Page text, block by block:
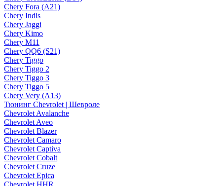
Chery Fora (A21)
Chery Indis
Chery Jaggi
Chery Kimo
Chery M11
Chery QQ6 (S21)
Chery Tiggo
Chery Tiggo 2
Chery Tiggo 3
Chery Tiggo 5
Chery Very (A13)
Тюнинг Chevrolet | Шевроле
Chevrolet Avalanche
Chevrolet Aveo
Chevrolet Blazer
Chevrolet Camaro
Chevrolet Captiva
Chevrolet Cobalt
Chevrolet Cruze
Chevrolet Epica
Chevrolet HHR